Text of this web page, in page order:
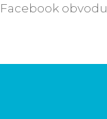
Facebook obvodu